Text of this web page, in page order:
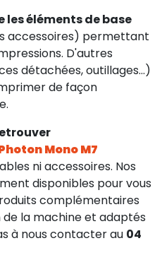
€
les éléments de base
accessoires) permettant
D'autres
détachées, outillages...)
de façon
Mono M7
ni accessoires. Nos
disponibles pour vous
complémentaires
la machine et adaptés
à nous contacter au 04